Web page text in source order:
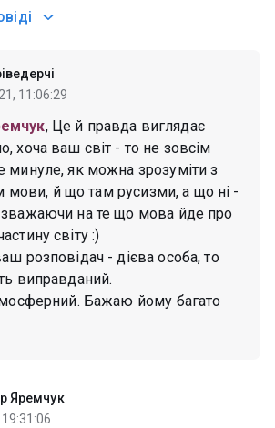
11:06:29
, Це й правда виглядає
хоча ваш світ - то не зовсім
минуле, як можна зрозуміти з
мови, й що там русизми, а що ні -
на те що мова йде про
світу :)
розповідач - дієва особа, то
виправданий.
Бажаю йому багато
Яремчук